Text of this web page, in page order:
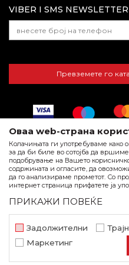
Заштитен шлем
жолта боја
Очила, маски, шлемови и
колена
320
VIBER I SMS NEWSLETTER
Превземете го
Настојуваме да бидеме по
гарантираме дека сите
©2026beorol.mk ,
Оваа web-страна
Колачињата ги употребуваме како
за да би биле во сотојба да
подобрување на Вашето
содржината и огласите, да
да го анализираме прометот. Со
интернет страница прифатете ја
ПРИКАЖИ ПОВЕЌЕ
Задолжителни
Маркетинг